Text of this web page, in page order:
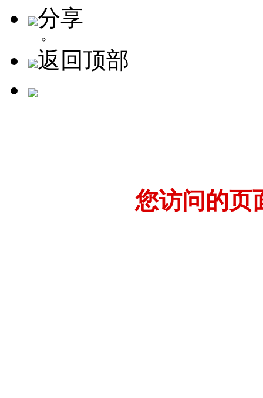
分享
返回顶部
您访问的页